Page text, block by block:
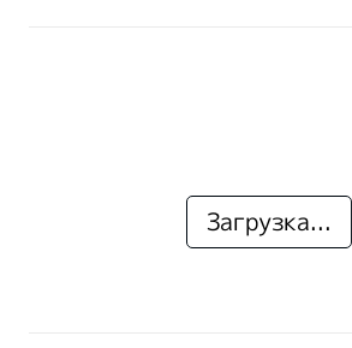
Загрузка...